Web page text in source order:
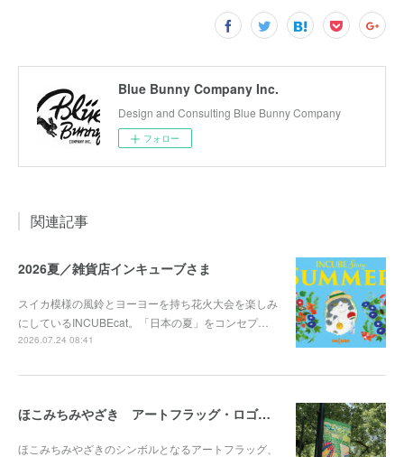
Blue Bunny Company Inc.
Design and Consulting Blue Bunny Company
フォロー
関連記事
2026夏／雑貨店インキューブさま
スイカ模様の風鈴とヨーヨーを持ち花火大会を楽しみ
にしているINCUBEcat。「日本の夏」をコンセプ…
2026.07.24 08:41
ほこみちみやざき アートフラッグ・ロゴマークを担当
ほこみちみやざきのシンボルとなるアートフラッグ、